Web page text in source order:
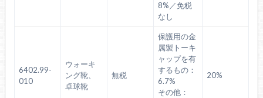
8%／免税
なし
6402.99-
010
ウォーキ
ング靴、
卓球靴
無税
保護用の金
属製トーキ
ャップを有
するもの：
6.7%
その他：
20%